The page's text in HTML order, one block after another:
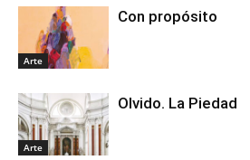
Arte
Con propósito
Arte
Olvido. La Piedad